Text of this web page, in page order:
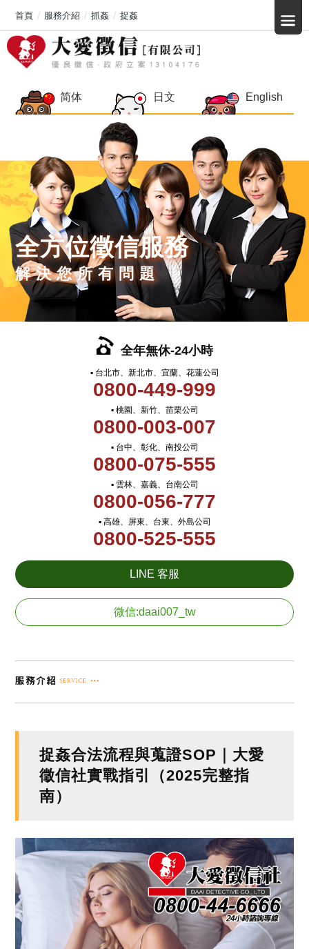
简体 日文 English
全方位徵信服務
解決您所有問題
全年無休-24小時
▪ 台北市、新北市、宜蘭、花蓮公司
0800-449-999
▪ 桃園、新竹、苗栗公司
0800-003-007
▪ 台中、彰化、南投公司
0800-075-555
▪ 雲林、嘉義、台南公司
0800-056-777
▪ 高雄、屏東、台東、外島公司
0800-525-555
LINE 客服
微信:daai007_tw
首頁 服務介紹 抓姦 捉姦
捉姦合法流程與蒐證SOP｜大愛
徵信社實戰指引（2025完整指
南）